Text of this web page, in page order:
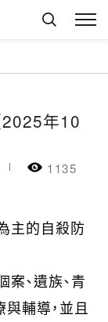
2025年10
1135
主的自殺防
、遺族、青
輔導，並且